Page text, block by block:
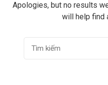
Apologies, but no results
will help find